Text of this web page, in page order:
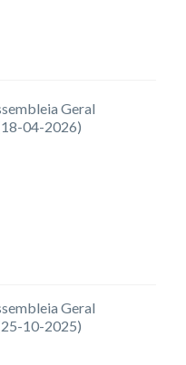
Geral
04-2026)
Geral
10-2025)